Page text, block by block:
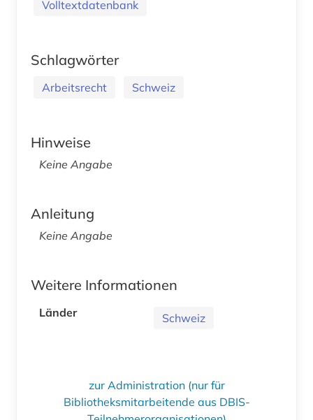
Volltextdatenbank
Schlagwörter
Arbeitsrecht Schweiz
Hinweise
Keine Angabe
Anleitung
Keine Angabe
Weitere Informationen
Länder Schweiz
zur Administration (nur für
Bibliotheksmitarbeitende aus DBIS-